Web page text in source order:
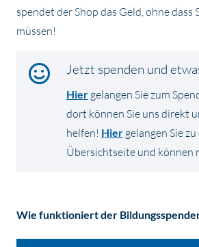
spendet der Shop das Geld, ohne dass
müssen!
Jetzt spenden und
Hiergelangen Sie zum
dort können Sie uns direkt
helfen! Hiergelangen Sie zu
Übersichtseite und können
Wie funktioniert der